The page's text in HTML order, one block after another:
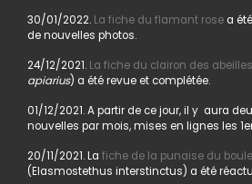
30/01/2022. La fiche du flamant rosea
de nouvelles photos.
24/12/2021. La fiche du clairon des abeilles
apiarius) a été revue et complétée.
01/12/2021. A partir de ce jour, il y aura
nouvelles par mois, mises en lignes les
20/11/2021. La fiche de la punaise du
(Elasmostethus interstinctus) a été